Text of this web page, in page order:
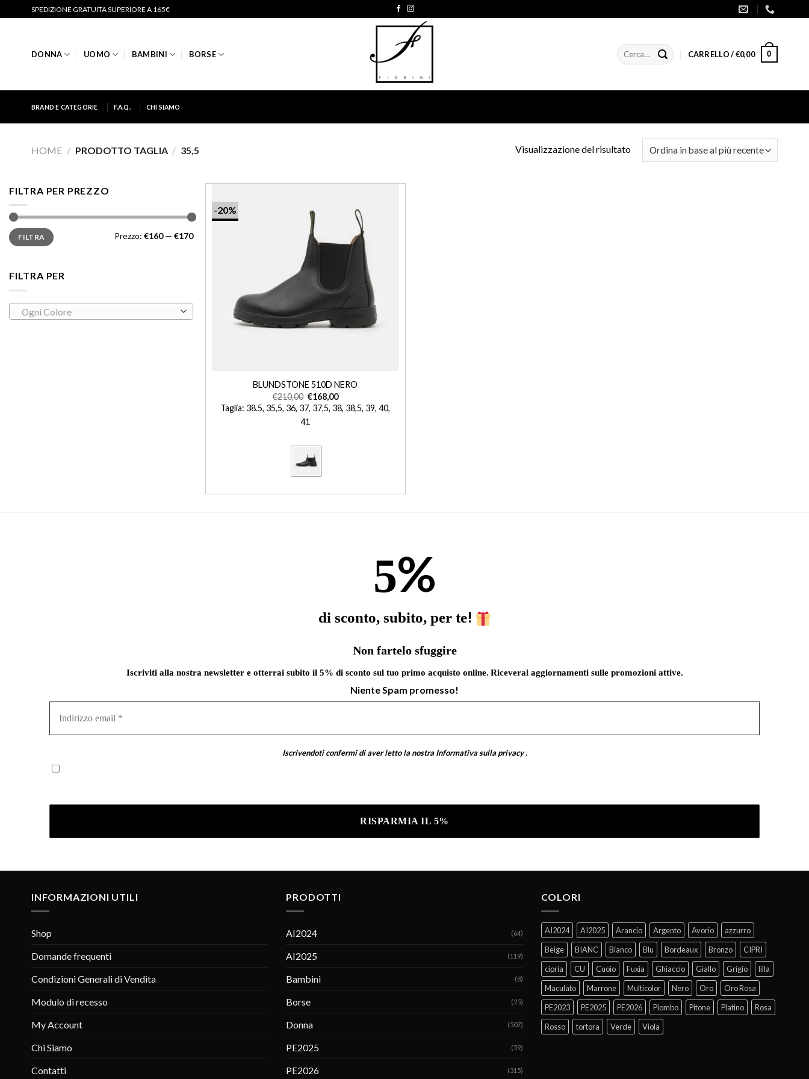
SPEDIZIONE GRATUITA SUPERIORE A 165€
DONNA UOMO BAMBINI BORSE Cerca: CARRELLO /€0,00 0
BRAND E CATEGORIE F.A.Q. CHI SIAMO
HOME / PRODOTTO TAGLIA / 35,5 Visualizzazione del risultato
FILTRA PER PREZZO
Prezzo
Min
Prezzo
MaxFILTRA Prezzo: €160— €170
FILTRA PER
Ogni Colore
-20%
BLUNDSTONE 510D NERO
€210,00 €168,00
Taglia: 38.5, 35,5, 36, 37, 37,5, 38, 38,5, 39, 40,
41
5%
di sconto, subito, per te!
Non fartelo sfuggire
Iscriviti alla nostra newsletter e otterrai subito il 5% di sconto sul tuo primo acquisto online. Riceverai aggiornamenti sulle promozioni attive.
Niente Spam promesso!
email
Iscrivendoti confermi di aver letto la nostraInformativa sulla privacy .
INFORMAZIONI UTILI
Shop
Domande frequenti
Condizioni Generali di Vendita
Modulo di recesso
My Account
Chi Siamo
Contatti
PRODOTTI
AI2024 (64)
AI2025 (119)
Bambini (8)
Borse (25)
Donna (507)
PE2025 (59)
PE2026 (315)
COLORI
AI2024 AI2025 Arancio Argento Avorio
azzurro
Beige
BIANC Bianco Blu Bordeaux Bronzo
CIPRI
cipria
CU Cuoio Fuxia Ghiaccio Giallo Grigio
lilla
Maculato
Marrone Multicolor Nero Oro
Oro Rosa
PE2023
PE2025 PE2026 Piombo Pitone Platino
Rosa
Rosso
tortora Verde Viola